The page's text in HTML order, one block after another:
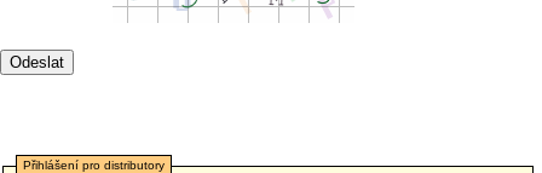
Přihlášení pro distributory